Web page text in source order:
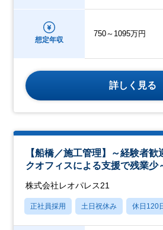
想定年収
750～1095万円
詳しく見る
【船橋／施工管理】～経験者歓
クオフィスによる支援で残業少
株式会社レオパレス21
正社員採用 土日祝休み 休日120